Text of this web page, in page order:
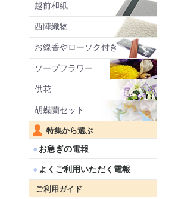
越前和紙
西陣織物
お線香やローソク付き
ソープフラワー
供花
胡蝶蘭セット
特集から選ぶ
お急ぎの電報
よくご利用いただく電報
ご利用ガイド